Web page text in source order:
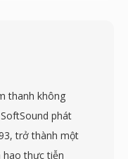
thanh không
phát
trở thành một
hao thực tiễn